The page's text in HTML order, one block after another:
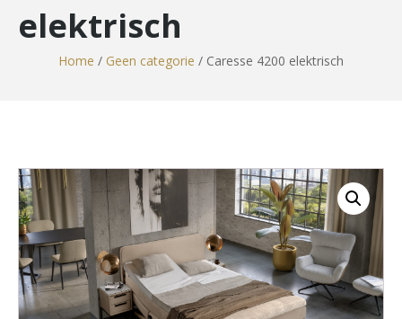
elektrisch
Home / Geen categorie / Caresse 4200 elektrisch